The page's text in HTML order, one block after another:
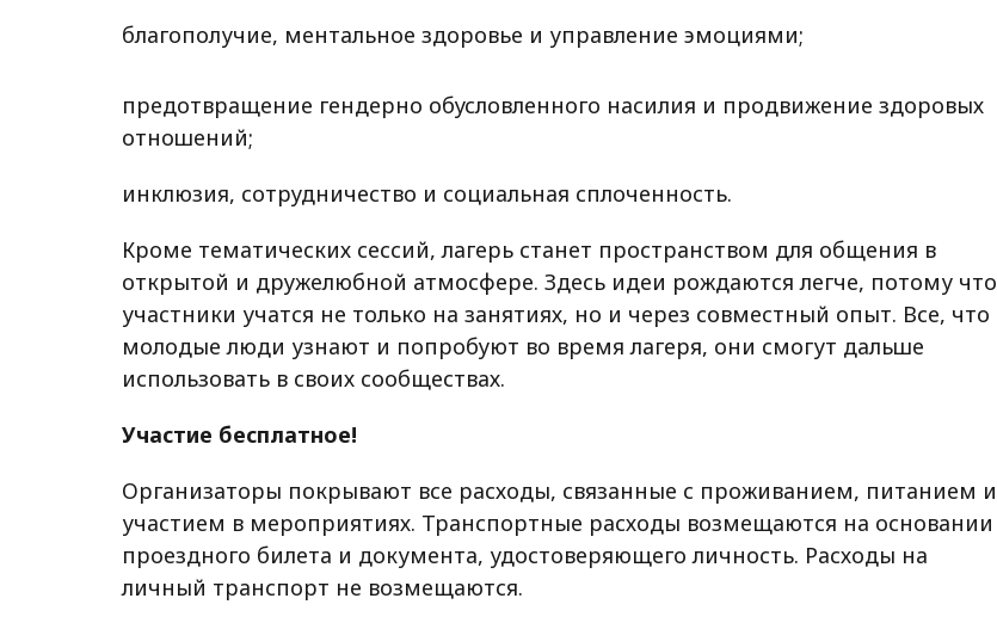
благополучие, ментальное здоровье и управление эмоциями;
предотвращение гендерно обусловленного насилия и продвижение здоровых
отношений;
инклюзия, сотрудничество и социальная сплоченность.
Кроме тематических сессий, лагерь станет пространством для общения в
открытой и дружелюбной атмосфере. Здесь идеи рождаются легче, потому что
участники учатся не только на занятиях, но и через совместный опыт. Все, что
молодые люди узнают и попробуют во время лагеря, они смогут дальше
использовать в своих сообществах.
Участие бесплатное!
Организаторы покрывают все расходы, связанные с проживанием, питанием и
участием в мероприятиях. Транспортные расходы возмещаются на основании
проездного билета и документа, удостоверяющего личность. Расходы на
личный транспорт не возмещаются.